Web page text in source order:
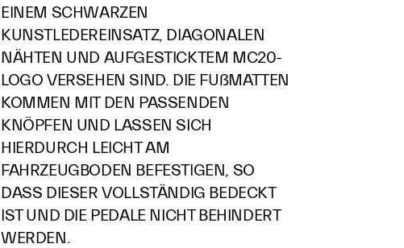
EINEM SCHWARZEN
KUNSTLEDEREINSATZ, DIAGONALEN
NÄHTEN UND AUFGESTICKTEM MC20-
LOGO VERSEHEN SIND. DIE FUßMATTEN
KOMMEN MIT DEN PASSENDEN
KNÖPFEN UND LASSEN SICH
HIERDURCH LEICHT AM
FAHRZEUGBODEN BEFESTIGEN, SO
DASS DIESER VOLLSTÄNDIG BEDECKT
IST UND DIE PEDALE NICHT BEHINDERT
WERDEN.